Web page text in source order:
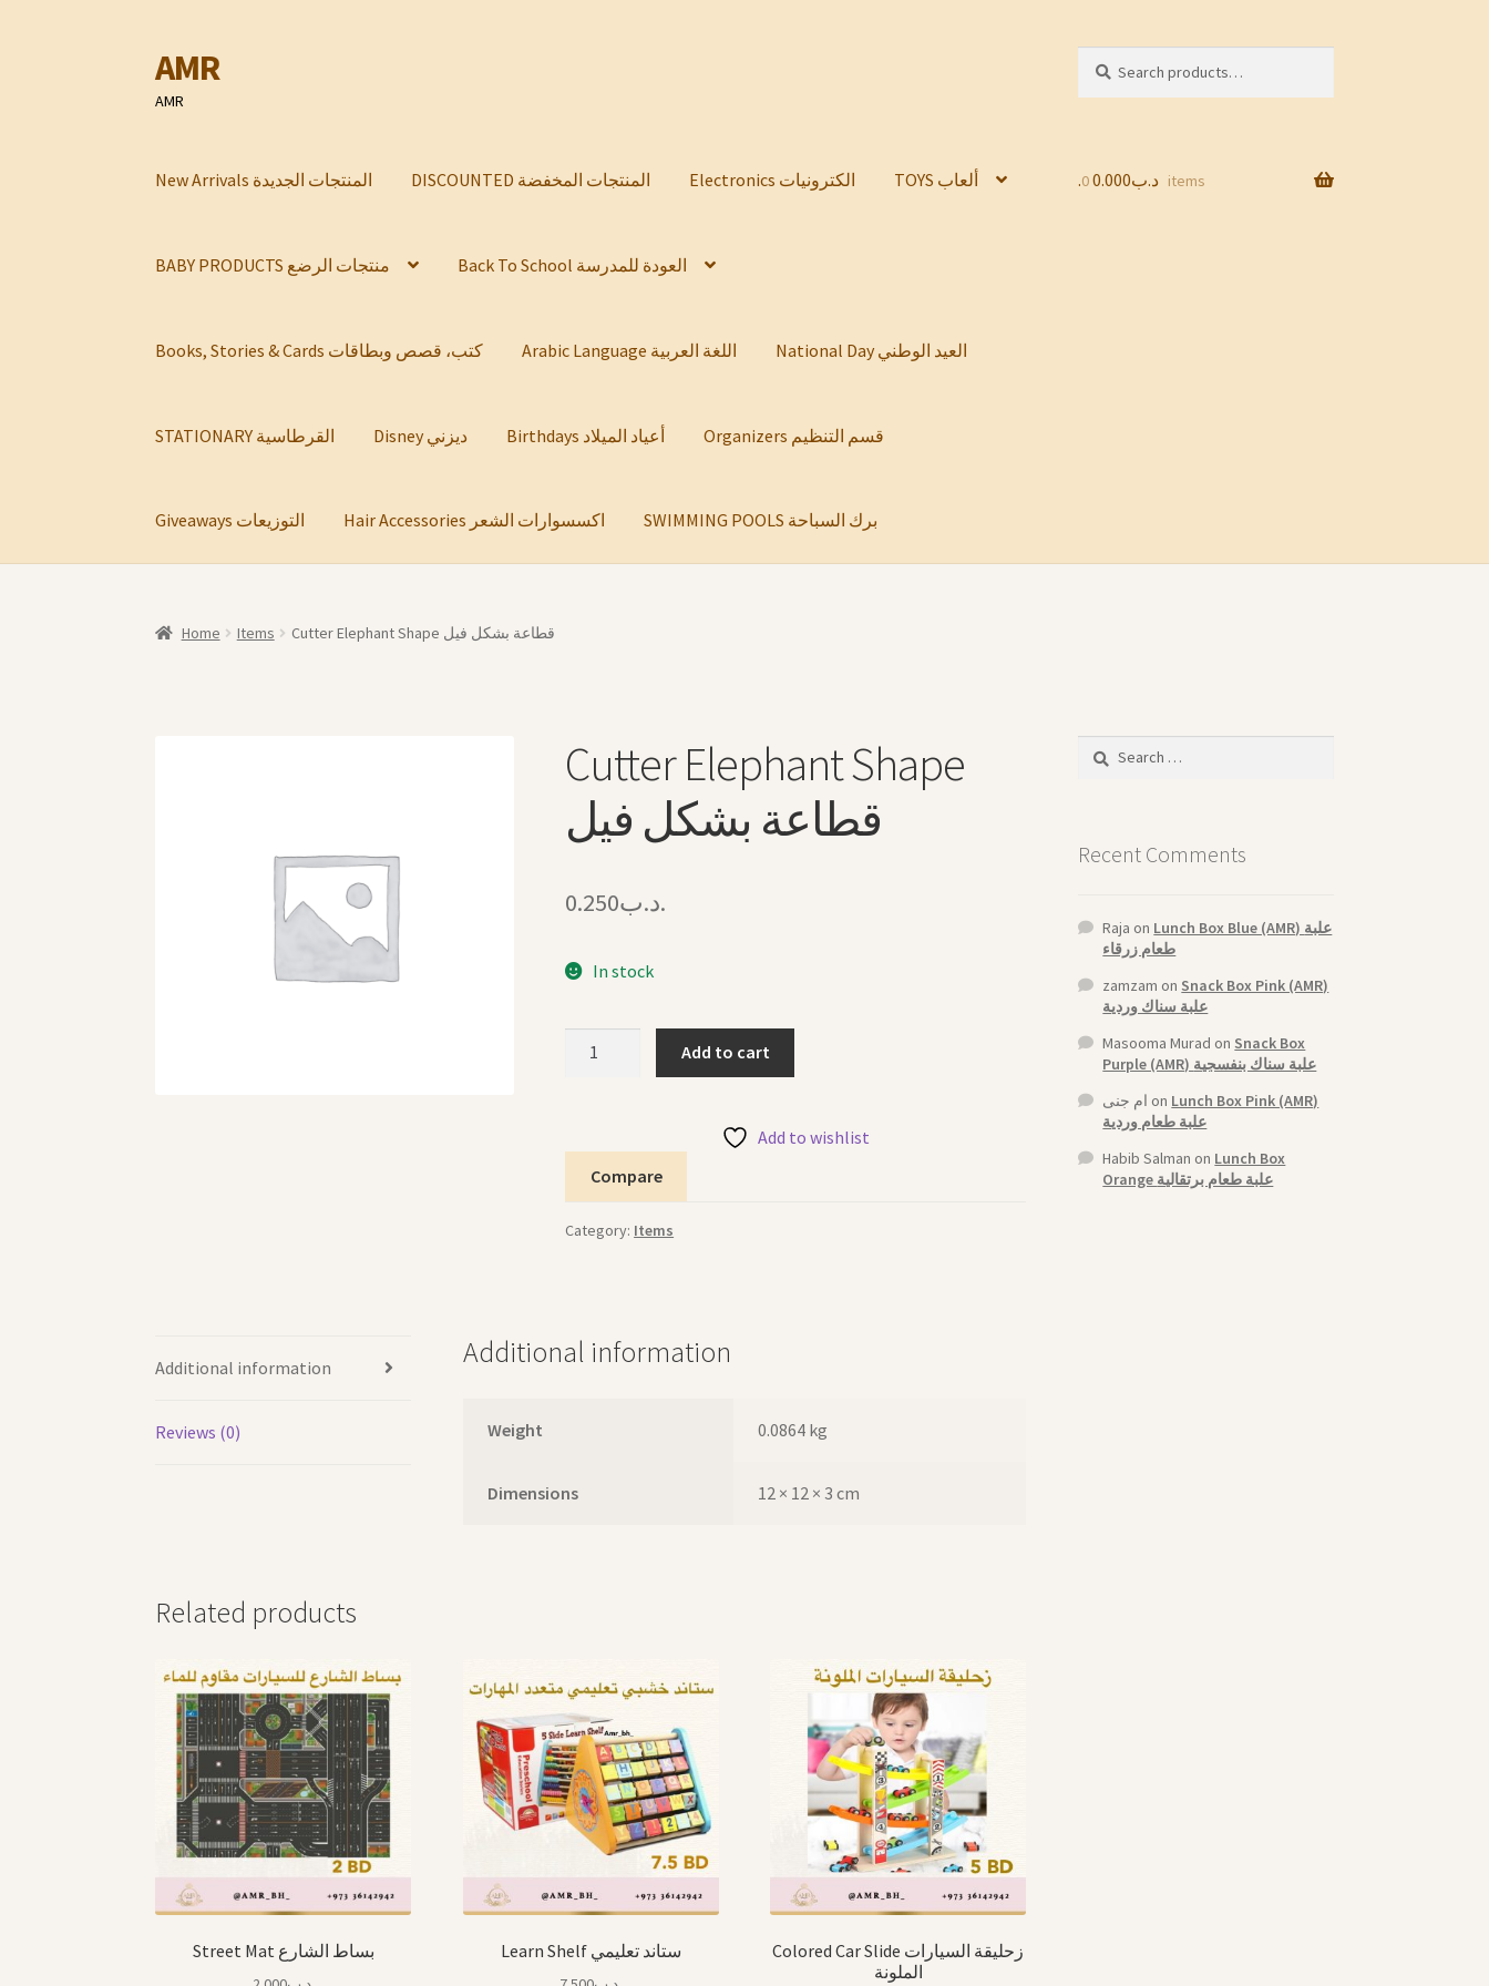
Skip
to
navigation
Skip
to
content
AMR
AMR
for:
New Arrivals المنتجات الجديدة DISCOUNTED المنتجات المخفضة Electronics الكترونيات TOYS ألعاب
BABY PRODUCTS منتجات الرضع Back To School العودة للمدرسة
Books, Stories & Cards كتب، قصص وبطاقات Arabic Language اللغة العربية National Day العيد الوطني
STATIONARY القرطاسية Disney ديزني Birthdays أعياد الميلاد Organizers قسم التنظيم
Giveaways التوزيعات Hair Accessories اكسسوارات الشعر SWIMMING POOLS برك السباحة
.د.ب0.000 0 items
Home Items Cutter Elephant Shape قطاعة بشكل فيل
Cutter Elephant Shape
قطاعة بشكل فيل
.د.ب0.250
In stock
بشكل
فيل
quantity
Add to cart
Add to wishlist
Compare
Category: Items
Additional information
Reviews (0)
Additional information
Weight 0.0864 kg
Dimensions 12 × 12 × 3 cm
Related products
Street Mat بساط الشارع Learn Shelf ستاند تعليمي
Colored Car Slide زحليقة السيارات
الملونة
Search
Recent Comments
Raja on Lunch Box Blue (AMR) علبة
طعام زرقاء
zamzam on Snack Box Pink (AMR)
علبة سناك وردية
Masooma Murad on Snack Box
Purple (AMR) علبة سناك بنفسجية
ام جنى on Lunch Box Pink (AMR)
علبة طعام وردية
Habib Salman on Lunch Box
Orange علبة طعام برتقالية